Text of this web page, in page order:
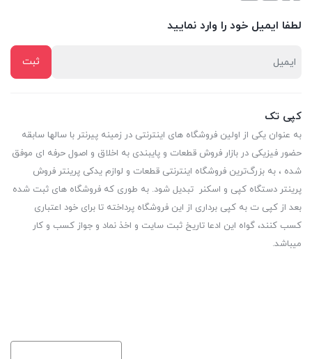
لطفا ایمیل خود را وارد نمایید
کپی تک
به عنوان یکی از اولین فروشگاه های اینترنتی در زمینه پیرنتر با سالها سابقه
حضور فیزیکی در بازار فروش قطعات و پایبندی به اخلاق و اصول حرفه ای موفق
شده ، به بزرگ‌ترین فروشگاه اینترنتی قطعات و لوازم یدکی پرینتر فروش
پرینتر دستگاه کپی و اسکنر تبدیل شود. به طوری که فروشگاه های ثبت شده
بعد از کپی ت به کپی برداری از این فروشگاه پرداخته تا برای خود اعتباری
کسب کنند، گواه این ادعا تاریخ ثبت سایت و اخذ نماد و جواز کسب و کار
میباشد.